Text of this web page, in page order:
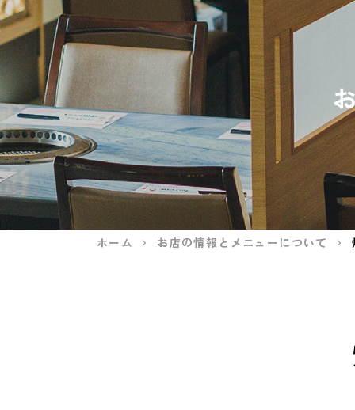
ホーム お店の情報とメニューについて